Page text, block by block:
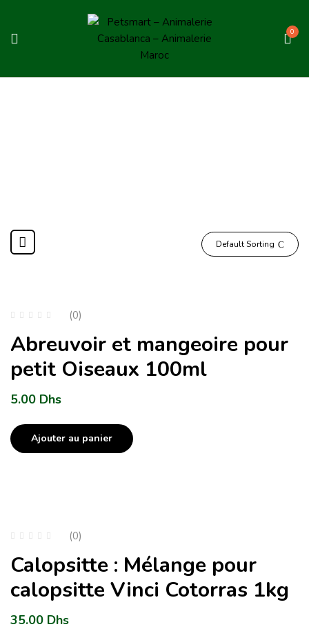
0
Default Sorting
(0)
Abreuvoir et mangeoire pour
petit Oiseaux 100ml
5.00 Dhs
Ajouter au panier
(0)
Calopsitte : Mélange pour
calopsitte Vinci Cotorras 1kg
35.00 Dhs